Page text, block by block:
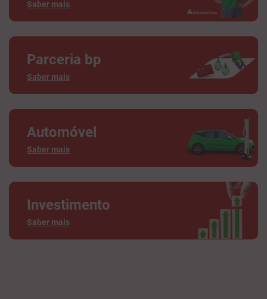
Saber mais
Parceria bp
Saber mais
Automóvel
Saber mais
Investimento
Saber mais